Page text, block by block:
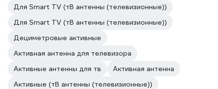
Для Smart TV (тВ антенны (телевизионные))
Для Smart TV (тВ антенны (телевизионные))
Дециметровые активные
Активная антенна для телевизора
Активные антенны для тв
Активная антенна
Активные (тВ антенны (телевизионные))